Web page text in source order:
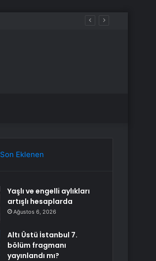
Son Eklenen
Yaşlı ve engelli aylıkları
artışlı hesaplarda
Ağustos 6, 2026
Altı Üstü İstanbul 7.
bölüm fragmanı
yayınlandı mı?